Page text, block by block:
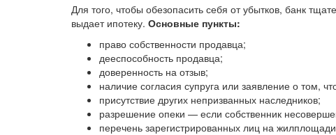
Для того, чтобы обезопасить себя от убытков, банк
выдает ипотеку. Основные пункты:
право собственности продавца;
дееспособность продавца;
доверенность на отзыв;
наличие согласия супруга или заявление о том,
присутствие других непризванных наследников;
разрешение опеки — если собственник
перечень зарегистрированных лиц на